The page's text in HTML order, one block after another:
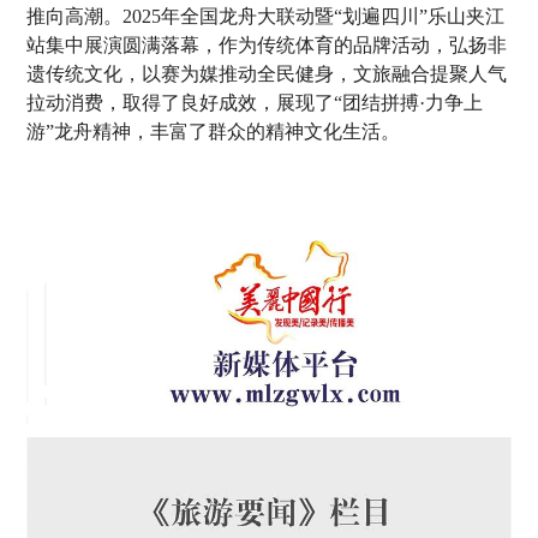
推向高潮。2025年全国龙舟大联动暨“划遍四川”乐山夹江
站集中展演圆满落幕，作为传统体育的品牌活动，弘扬非
遗传统文化，以赛为媒推动全民健身，文旅融合提聚人气
拉动消费，取得了良好成效，展现了“团结拼搏·力争上
游”龙舟精神，丰富了群众的精神文化生活。